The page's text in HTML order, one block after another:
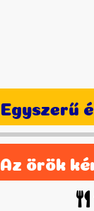
Egyszerű
Az örök